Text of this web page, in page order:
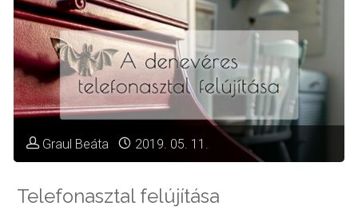
Graul Beáta 2019. 05. 11.
Telefonasztal felújítása